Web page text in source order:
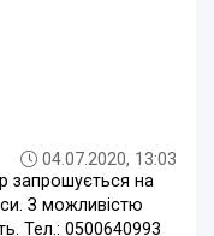
04.07.2020, 13:03
запрошується на
З можливістю
Тел.: 0500640993